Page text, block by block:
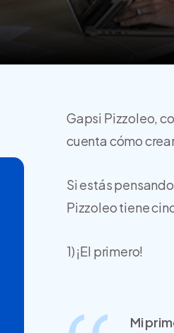
Gapsi Pizzoleo,
cuenta cómo
Si estás
Pizzoleotiene
1) ¡El primero!
Mi